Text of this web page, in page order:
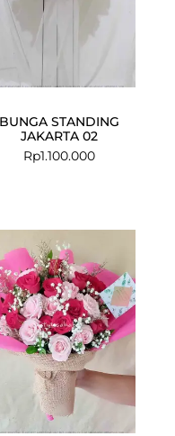
BUNGA STANDING
JAKARTA 02
Rp1.100.000